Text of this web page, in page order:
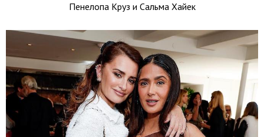
Пенелопа Круз и Сальма Хайек